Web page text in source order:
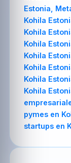
Estonia,
Kohila
Kohila
Kohila
Kohila
Kohila
Kohila
Kohila
pymes en
startups en